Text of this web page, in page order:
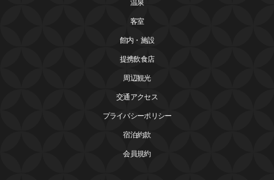
温泉
客室
館内・施設
提携飲食店
周辺観光
交通アクセス
プライバシーポリシー
宿泊約款
会員規約